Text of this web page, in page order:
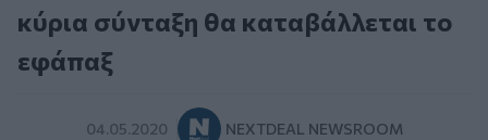
κύρια σύνταξη θα καταβάλλεται το
εφάπαξ
04.05.2020 NEXTDEAL NEWSROOM